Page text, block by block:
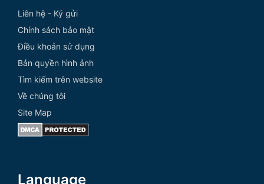
Liên hệ - Ký gửi
Chính sách bảo mật
Điều khoản sử dụng
Bản quyền hình ảnh
Tìm kiếm trên website
Về chúng tôi
Site Map
Language